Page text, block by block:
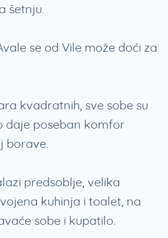
šetnju.
se od Vile može doći za
kvadratnih, sve sobe su
daje poseban komfor
borave.
predsoblje, velika
kuhinja i toalet, na
sobe i kupatilo.